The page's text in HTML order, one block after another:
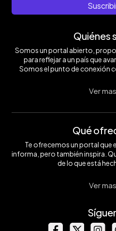
Quiénes
Somos un portal abierto,
para reflejar a un país que
Somos el punto de conexión
Ver
Qué
Te ofrecemos un portal que
informa, pero también inspira.
de lo que está
Ver